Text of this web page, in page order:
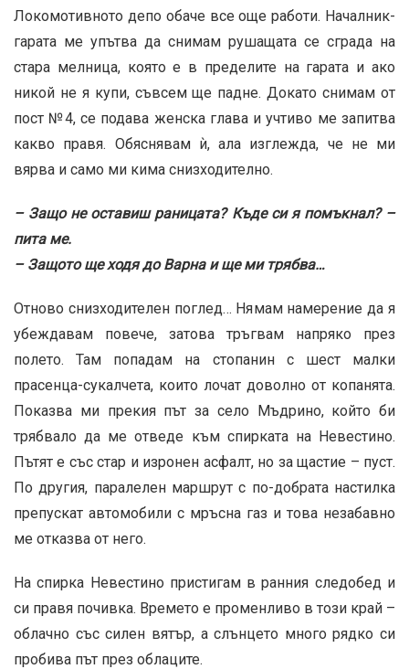
Локомотивното депо обаче все още работи. Началник-
гарата ме упътва да снимам рушащата се сграда на
стара мелница, която е в пределите на гарата и ако
никой не я купи, съвсем ще падне. Докато снимам от
пост №4, се подава женска глава и учтиво ме запитва
какво правя. Обяснявам ѝ, ала изглежда, че не ми
вярва и само ми кима снизходително.
– Защо не оставиш раницата? Къде си я помъкнал? –
пита ме.
– Защото ще ходя до Варна и ще ми трябва…
Отново снизходителен поглед… Нямам намерение да я
убеждавам повече, затова тръгвам напряко през
полето. Там попадам на стопанин с шест малки
прасенца-сукалчета, които лочат доволно от копанята.
Показва ми прекия път за село Мъдрино, който би
трябвало да ме отведе към спирката на Невестино.
Пътят е със стар и изронен асфалт, но за щастие – пуст.
По другия, паралелен маршрут с по-добрата настилка
препускат автомобили с мръсна газ и това незабавно
ме отказва от него.
На спирка Невестино пристигам в ранния следобед и
си правя почивка. Времето е променливо в този край –
облачно със силен вятър, а слънцето много рядко си
пробива път през облаците.